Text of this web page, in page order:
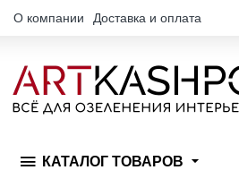
О компании Доставка и оплата
КАТАЛОГ ТОВАРОВ